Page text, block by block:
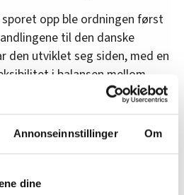
Annonseinnstillinger Om
dine
opp ble ordningen først
til den danske
den utviklet seg siden, med en
i balansen mellom
lønn i disse dager, og har
nå må ha riksmeklerens
møte mekleren 19.–20.